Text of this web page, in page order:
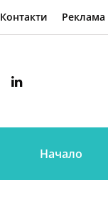
Контакти Реклама
Начало